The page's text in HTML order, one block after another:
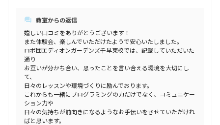
教室からの返信
嬉しい口コミをありがとうございます！
また体験会、楽しんでいただけたようで安心いたしました。
ロボ団エディオンガーデンズ千早東校では、記載していただいた
通り
お互いが分かち合い、思ったことを言い合える環境を大切にし
て、
日々のレッスンや環境づくりに励んでおります。
これからも一緒にプログラミングの力だけでなく、コミュニケー
ション力や
日々の気持ちが前向きになるようなお手伝いをさせていただけれ
ばと思います。